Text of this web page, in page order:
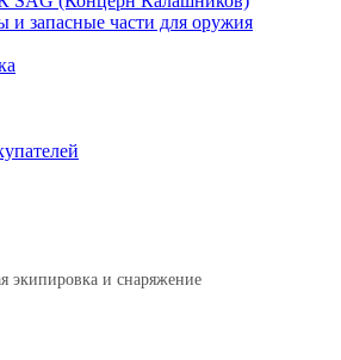
и запасные части для оружия
экипировка и снаряжение